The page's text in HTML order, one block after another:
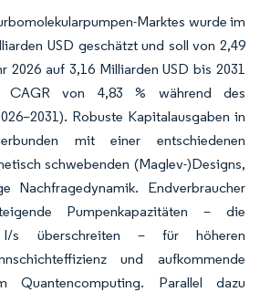
Marktes wurde im
USD geschätzt und soll von 2,49
2026 auf 3,16 Milliarden USD bis 2031
CAGR von 4,83 % während des
Robuste Kapitalausgaben in
mit einer entschiedenen
schwebenden (Maglev-)Designs,
Nachfragedynamik. Endverbraucher
Pumpenkapazitäten – die
l/s überschreiten – für höheren
und aufkommende
Quantencomputing. Parallel dazu